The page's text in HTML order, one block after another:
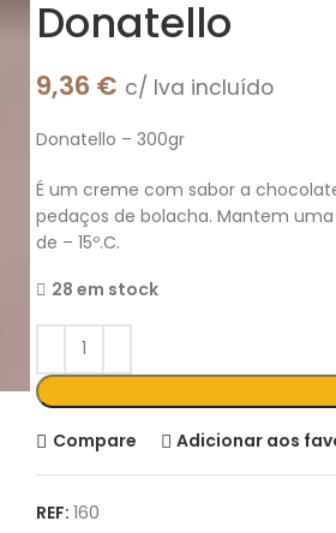
Donatello
9,36 € c/ Iva incluído
Donatello – 300gr
É um creme com sabor a
pedaços de bolacha. Mantem
de – 15º.C.
28 em stock
Compare Adicionar aos
REF: 160